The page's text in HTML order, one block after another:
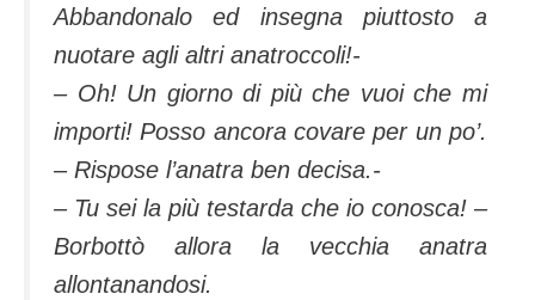
Abbandonalo ed insegna piuttosto a
nuotare agli altri anatroccoli!-
– Oh! Un giorno di più che vuoi che mi
importi! Posso ancora covare per un po’.
– Rispose l’anatra ben decisa.-
– Tu sei la più testarda che io conosca! –
Borbottò allora la vecchia anatra
allontanandosi.